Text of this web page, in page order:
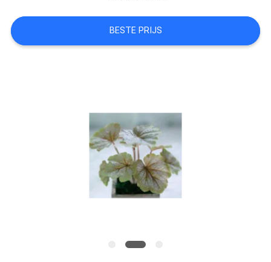
GEVALLEN
PRIVACYBELEID
BESTE PRIJS